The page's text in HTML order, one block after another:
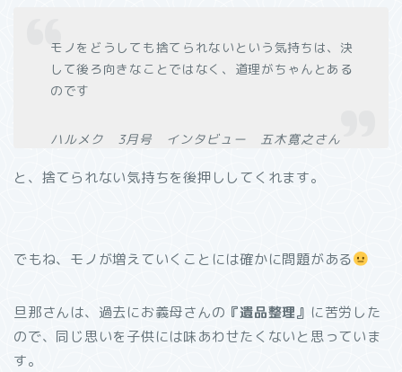
モノをどうしても捨てられないという気持ちは、決
して後ろ向きなことではなく、道理がちゃんとある
のです
ハルメク 3月号 インタビュー 五木寛之さん
と、捨てられない気持ちを後押ししてくれます。
でもね、モノが増えていくことには確かに問題がある
旦那さんは、過去にお義母さんの 『遺品整理』 に苦労した
ので、同じ思いを子供には味あわせたくないと思っていま
す。